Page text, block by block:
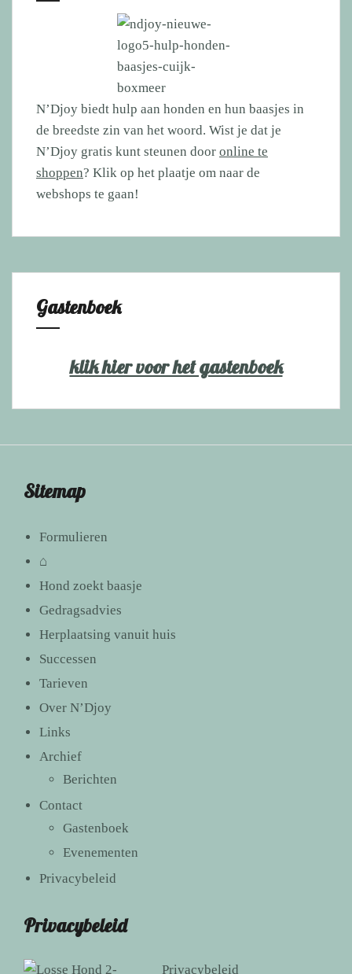
N’Djoy biedt hulp aan honden en hun baasjes in
de breedste zin van het woord. Wist je dat je
N’Djoy gratis kunt steunen door online te
shoppen? Klik op het plaatje om naar de
webshops te gaan!
Gastenboek
klik hier voor het gastenboek
Sitemap
Formulieren
⌂
Hond zoekt baasje
Gedragsadvies
Herplaatsing vanuit huis
Successen
Tarieven
Over N’Djoy
Links
Archief
Berichten
Contact
Gastenboek
Evenementen
Privacybeleid
Privacybeleid
Privacybeleid